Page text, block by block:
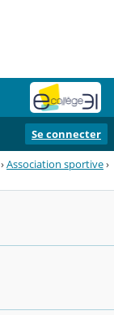
Se connecter
›Association sportive›